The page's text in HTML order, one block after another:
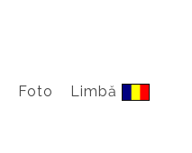
Foto Limbă